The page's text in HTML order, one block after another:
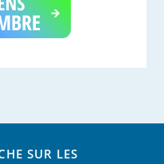
SUR LES